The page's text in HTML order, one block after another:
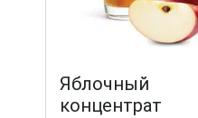
Яблочный
концентрат